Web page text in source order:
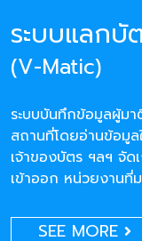
ระบบแลกบั
(V-Matic)
ระบบบันทึกข้อมูลผู้ม
สถานที่โดยอ่านข้อมู
เจ้าของบัตร ฯลฯ จัด
เข้าออก หน่วยงานที่
SEE MORE